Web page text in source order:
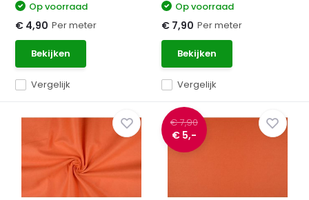
Vergelijk
Op voorraad
€ 4,90 Per meter
Bekijken
Vergelijk
Op voorraad
€ 7,90 Per meter
Bekijken
€ 7,90
€ 5,-